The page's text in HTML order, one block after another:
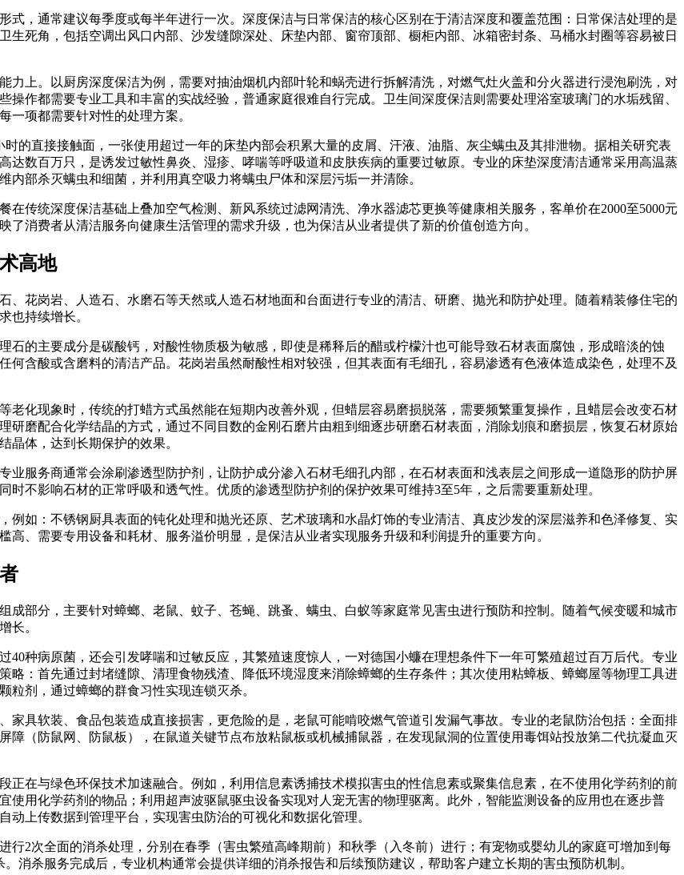
，通常建议每季度或每半年进行一次。深度保洁与日常保洁的核心区别在于清洁深度和覆盖范围：日常保洁处理的是
死角，包括空调出风口内部、沙发缝隙深处、床垫内部、窗帘顶部、橱柜内部、冰箱密封条、马桶水封圈等容易被日
力上。以厨房深度保洁为例，需要对抽油烟机内部叶轮和蜗壳进行拆解清洗，对燃气灶火盖和分火器进行浸泡刷洗，对
作都需要专业工具和丰富的实战经验，普通家庭很难自行完成。卫生间深度保洁则需要处理浴室玻璃门的水垢残留、
一项都需要针对性的处理方案。
的直接接触面，一张使用超过一年的床垫内部会积累大量的皮屑、汗液、油脂、灰尘螨虫及其排泄物。据相关研究表
达数百万只，是诱发过敏性鼻炎、湿疹、哮喘等呼吸道和皮肤疾病的重要过敏原。专业的床垫深度清洁通常采用高温蒸
部杀灭螨虫和细菌，并利用真空吸力将螨虫尸体和深层污垢一并清除。
传统深度保洁基础上叠加空气检测、新风系统过滤网清洗、净水器滤芯更换等健康相关服务，客单价在2000至5000元
消费者从清洁服务向健康生活管理的需求升级，也为保洁从业者提供了新的价值创造方向。
高地
花岗岩、人造石、水磨石等天然或人造石材地面和台面进行专业的清洁、研磨、抛光和防护处理。随着精装修住宅的
也持续增长。
的主要成分是碳酸钙，对酸性物质极为敏感，即使是稀释后的醋或柠檬汁也可能导致石材表面腐蚀，形成暗淡的蚀
含酸或含磨料的清洁产品。花岗岩虽然耐酸性相对较强，但其表面有毛细孔，容易渗透有色液体造成染色，处理不及
老化现象时，传统的打蜡方式虽然能在短期内改善外观，但蜡层容易磨损脱落，需要频繁重复操作，且蜡层会改变石材
研磨配合化学结晶的方式，通过不同目数的金刚石磨片由粗到细逐步研磨石材表面，消除划痕和磨损层，恢复石材原始
晶体，达到长期保护的效果。
业服务商通常会涂刷渗透型防护剂，让防护成分渗入石材毛细孔内部，在石材表面和浅表层之间形成一道隐形的防护屏
不影响石材的正常呼吸和透气性。优质的渗透型防护剂的保护效果可维持3至5年，之后需要重新处理。
例如：不锈钢厨具表面的钝化处理和抛光还原、艺术玻璃和水晶灯饰的专业清洁、真皮沙发的深层滋养和色泽修复、实
、需要专用设备和耗材、服务溢价明显，是保洁从业者实现服务升级和利润提升的重要方向。
成部分，主要针对蟑螂、老鼠、蚊子、苍蝇、跳蚤、螨虫、白蚁等家庭常见害虫进行预防和控制。随着气候变暖和城市
长。
种病原菌，还会引发哮喘和过敏反应，其繁殖速度惊人，一对德国小蠊在理想条件下一年可繁殖超过百万后代。专业
略：首先通过封堵缝隙、清理食物残渣、降低环境湿度来消除蟑螂的生存条件；其次使用粘蟑板、蟑螂屋等物理工具进
剂，通过蟑螂的群食习性实现连锁灭杀。
家具软装、食品包装造成直接损害，更危险的是，老鼠可能啃咬燃气管道引发漏气事故。专业的老鼠防治包括：全面排
障（防鼠网、防鼠板），在鼠道关键节点布放粘鼠板或机械捕鼠器，在发现鼠洞的位置使用毒饵站投放第二代抗凝血灭
正在与绿色环保技术加速融合。例如，利用信息素诱捕技术模拟害虫的性信息素或聚集信息素，在不使用化学药剂的前
使用化学药剂的物品；利用超声波驱鼠驱虫设备实现对人宠无害的物理驱离。此外，智能监测设备的应用也在逐步普
上传数据到管理平台，实现害虫防治的可视化和数据化管理。
2次全面的消杀处理，分别在春季（害虫繁殖高峰期前）和秋季（入冬前）进行；有宠物或婴幼儿的家庭可增加到每
消杀服务完成后，专业机构通常会提供详细的消杀报告和后续预防建议，帮助客户建立长期的害虫预防机制。